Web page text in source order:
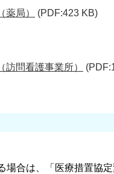
薬局） (PDF:423 KB)
訪問看護事業所）
合は、「医療措置協